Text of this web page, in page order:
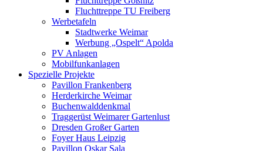
Fluchttreppe TU Freiberg
Werbetafeln
Stadtwerke Weimar
Werbung „Ospelt“ Apolda
PV Anlagen
Mobilfunkanlagen
Spezielle Projekte
Pavillon Frankenberg
Herderkirche Weimar
Buchenwalddenkmal
Traggerüst Weimarer Gartenlust
Dresden Großer Garten
Foyer Haus Leipzig
Pavillon Oskar Sala